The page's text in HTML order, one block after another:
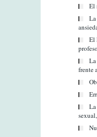
El
El
frente